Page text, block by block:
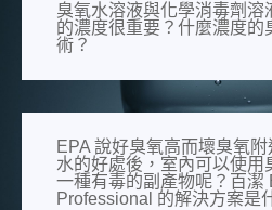
臭氧水溶液與化學消毒劑溶
的濃度很重要？什麼濃度的
術？
EPA 說好臭氧高而壞臭氧
水的好處後，室內可以使用
一種有毒的副產物呢？百潔
Professional 的解決方案是